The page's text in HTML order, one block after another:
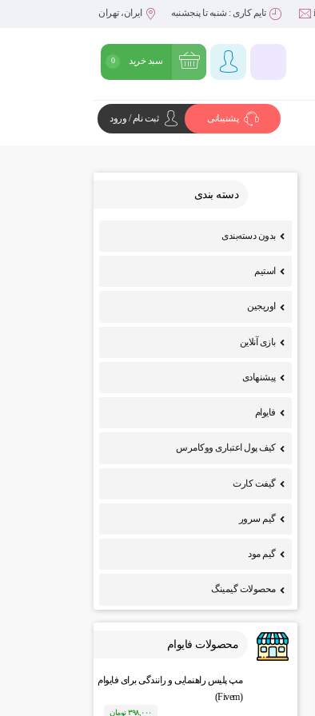
تایم کاری : شنبه تا پنجشنبه ایران، تهران
سبد خرید 0
پشتیبانی ثبت نام / ورود
دسته بندی
بدون دسته‌بندی
استیم
اوریجین
بازی آنلاین
پیشنهادی
فایوام
کیف پول اعتباری ووکامرس
گیفت کارت
گیم سرور
گیم مود
محصولات گیمینگ
محصولات فایوام
مپ پلیس راهنمایی و رانندگی برای فایوام
(Fivem)
۳۹۸,۰۰۰ تومان